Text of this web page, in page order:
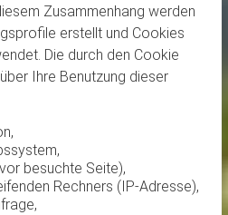
Zusammenhang werden
erstellt und Cookies
Die durch den Cookie
Ihre Benutzung dieser
besuchte Seite),
Rechners (IP-Adresse),